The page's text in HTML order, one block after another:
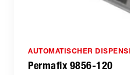
AUTOMATISCHER
Permafix 9856-120